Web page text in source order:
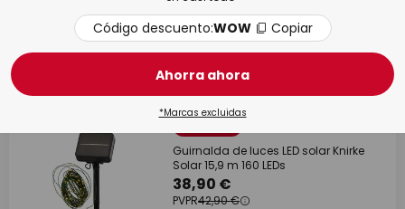
6,49 €
PVPR11,90 €
En stock
Guirnalda de luces LED solar Knirke
Solar 15,9 m 160 LEDs
38,90 €
PVPR42,90 €
Código descuento:WOW Copiar
Ahorra ahora
*Marcas excluidas